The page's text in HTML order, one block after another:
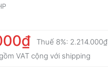
Thuế 8%: 2.214.000₫
VAT cộng với shipping